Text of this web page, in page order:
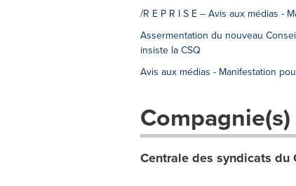
/R E P R I S E -- Avis aux médias -
Assermentation du nouveau
insiste la CSQ
Avis aux médias - Manifestation
Centrale des syndicats du